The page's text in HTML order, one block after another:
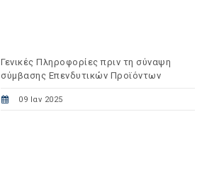
Γενικές Πληροφορίες πριν τη σύναψη
σύμβασης Επενδυτικών Προϊόντων
09 Ιαν 2025